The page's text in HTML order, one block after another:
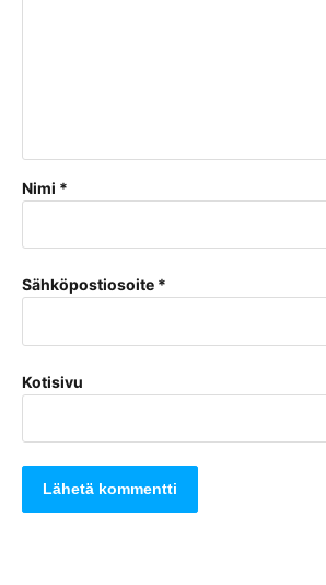
Nimi *
Sähköpostiosoite *
Kotisivu